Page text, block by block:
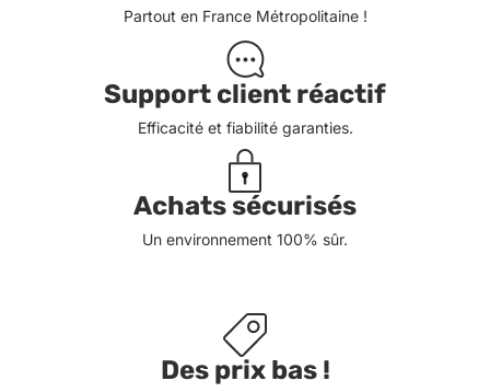
Partout en France Métropolitaine !
Support client réactif
Efficacité et fiabilité garanties.
Achats sécurisés
Un environnement 100% sûr.
Des prix bas !